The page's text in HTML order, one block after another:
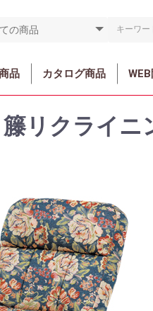
品 カタログ商品
籐リクライ